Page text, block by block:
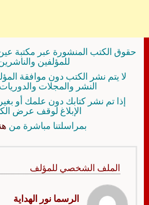
حقوق الكتب المنشورة عبر مكتبة
للمؤلفين
لا يتم نشر الكتب دون موافقة
النشر والمجلات
إذا تم نشر كتابك دون علمك أو
الإبلاغ لوقف عرض
بمراسلتنا مباشرة من
الملف الشخصي للمؤلف
الرسما نور الهداية